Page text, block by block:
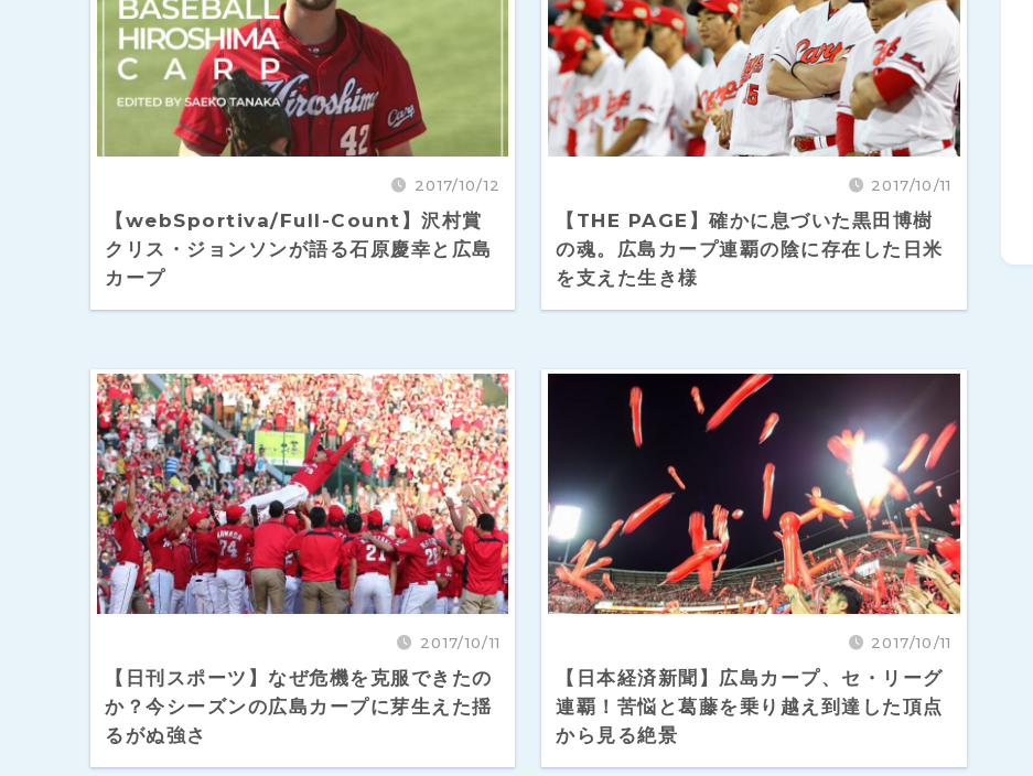
2017/10/12
【webSportiva/Full-Count】沢村賞
クリス・ジョンソンが語る石原慶幸と広島
カープ
2017/10/11
【THE PAGE】確かに息づいた黒田博樹
の魂。広島カープ連覇の陰に存在した日米
を支えた生き様
2017/10/11
【日刊スポーツ】なぜ危機を克服できたの
か？今シーズンの広島カープに芽生えた揺
るがぬ強さ
2017/10/11
【日本経済新聞】広島カープ、セ・リーグ
連覇！苦悩と葛藤を乗り越え到達した頂点
から見る絶景